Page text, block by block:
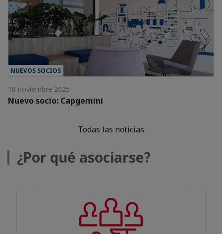
NUEVOS SOCIOS
18 noviembre 2025
Nuevo socio: Capgemini
Todas las noticias
¿Por qué asociarse?